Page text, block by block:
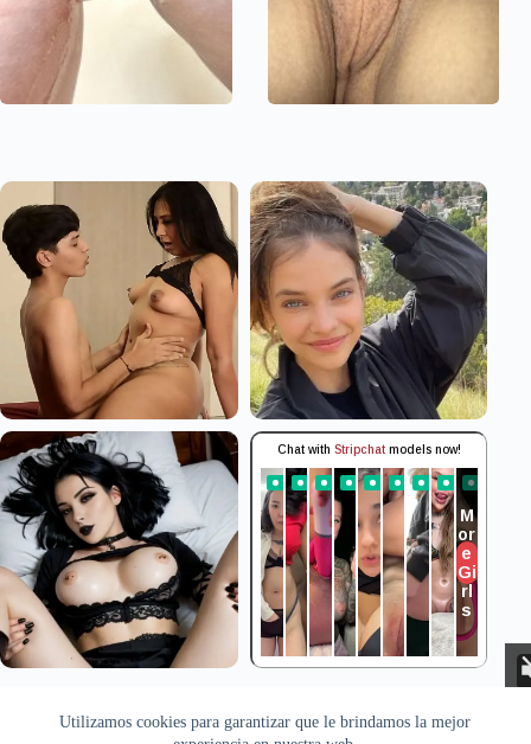
Utilizamos cookies para garantizar que le brindamos la mejor
Todas las imágenes pertenecen a sus respectivos autores. Este sitio